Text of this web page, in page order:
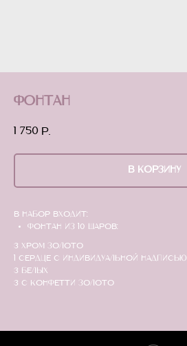
Фонтан
1 750 р.
В КОРЗИНУ
В набор входит:
Фонтан из 10 шаров:
3 хром золото
1 сердце с индивидуальной надписью
3 белых
3 с конфетти золото